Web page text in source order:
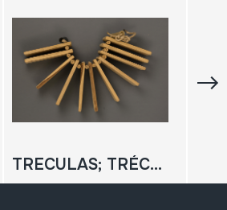
TRECULAS; TRÉCULAS, MATRACA; CASTAÑOLAS